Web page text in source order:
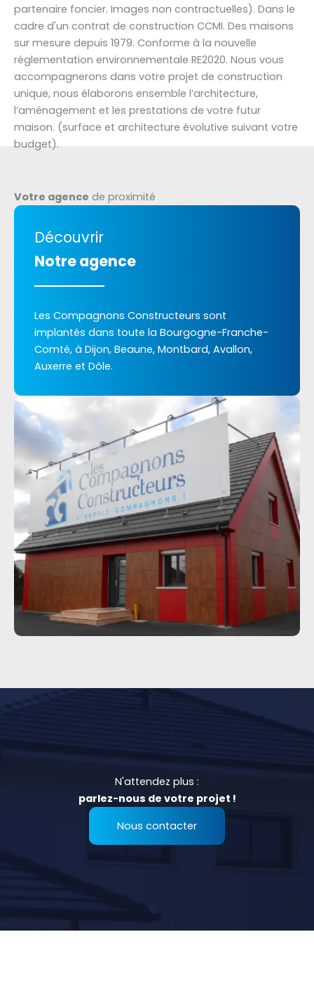
partenaire foncier. Images non contractuelles). Dans le
cadre d'un contrat de construction CCMI. Des maisons
sur mesure depuis 1979. Conforme à la nouvelle
réglementation environnementale RE2020. Nous vous
accompagnerons dans votre projet de construction
unique, nous élaborons ensemble l’architecture,
l’aménagement et les prestations de votre futur
maison. (surface et architecture évolutive suivant votre
budget).
Votre agence de proximité
Découvrir
Notre agence
Les Compagnons Constructeurs sont
implantés dans toute la Bourgogne-Franche-
Comté, à Dijon, Beaune, Montbard, Avallon,
Auxerre et Dôle.
N'attendez plus :
parlez-nous de votre projet !
Nous contacter